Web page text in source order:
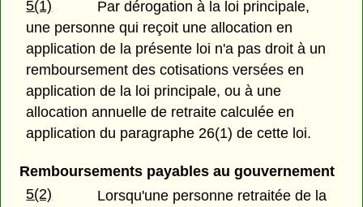
5(1)
Par dérogation à la loi principale,
une personne qui reçoit une allocation en
application de la présente loi n'a pas droit à un
remboursement des cotisations versées en
application de la loi principale, ou à une
allocation annuelle de retraite calculée en
application du paragraphe 26(1) de cette loi.
Remboursements payables au gouvernement
5(2)
Lorsqu'une personne retraitée de la